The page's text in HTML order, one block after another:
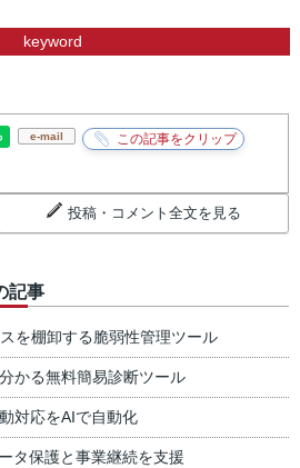
keyword
e-mail
投稿・コメント全文を見る
記事
を棚卸する脆弱性管理ツール
かる無料簡易診断ツール
対応をAIで自動化
タ保護と事業継続を支援